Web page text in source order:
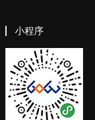
小程序